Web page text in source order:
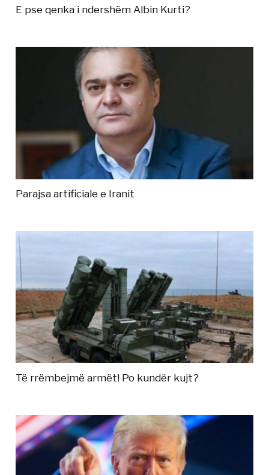
E pse qenka i ndershëm Albin Kurti?
Parajsa artificiale e Iranit
Të rrëmbejmë armët! Po kundër kujt?